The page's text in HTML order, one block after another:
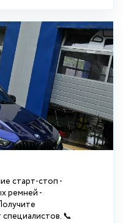
старт-стоп -
ремней -
📞